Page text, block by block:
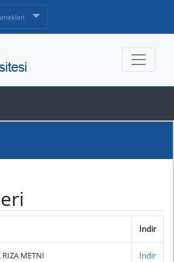
İndir
METNİ İndir